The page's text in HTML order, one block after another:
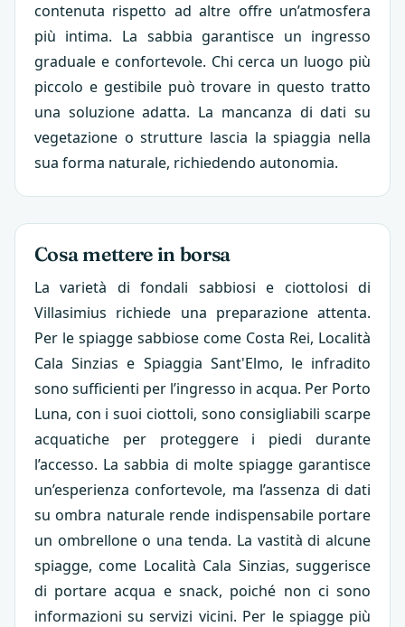
contenuta rispetto ad altre offre un’atmosfera
più intima. La sabbia garantisce un ingresso
graduale e confortevole. Chi cerca un luogo più
piccolo e gestibile può trovare in questo tratto
una soluzione adatta. La mancanza di dati su
vegetazione o strutture lascia la spiaggia nella
sua forma naturale, richiedendo autonomia.
Cosa mettere in borsa
La varietà di fondali sabbiosi e ciottolosi di
Villasimius richiede una preparazione attenta.
Per le spiagge sabbiose come Costa Rei, Località
Cala Sinzias e Spiaggia Sant'Elmo, le infradito
sono sufficienti per l’ingresso in acqua. Per Porto
Luna, con i suoi ciottoli, sono consigliabili scarpe
acquatiche per proteggere i piedi durante
l’accesso. La sabbia di molte spiagge garantisce
un’esperienza confortevole, ma l’assenza di dati
su ombra naturale rende indispensabile portare
un ombrellone o una tenda. La vastità di alcune
spiagge, come Località Cala Sinzias, suggerisce
di portare acqua e snack, poiché non ci sono
informazioni su servizi vicini. Per le spiagge più